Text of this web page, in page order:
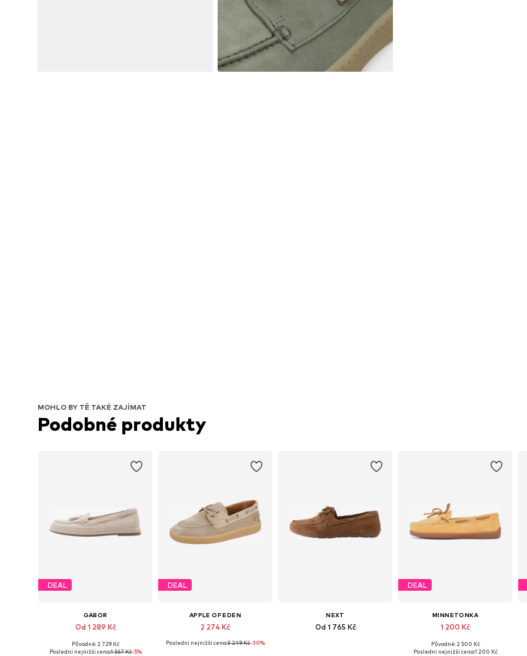
MOHLO BY TĚ TAKÉ ZAJÍMAT
Podobné produkty
DEAL
GABOR
Od 1 289 Kč
Dostupné v mnoha velikostech
Původně: 2 729 Kč
Poslední nejnižší cena:1 367 Kč-5%
DEAL
APPLE OF EDEN
2 274 Kč
Dostupné v mnoha velikostech
Poslední nejnižší cena:3 249 Kč-30%
NEXT
Od 1 765 Kč
DEAL
MINNETONKA
1 200 Kč
Původně: 2 500 Kč
Poslední nejnižší cena:1 200 Kč